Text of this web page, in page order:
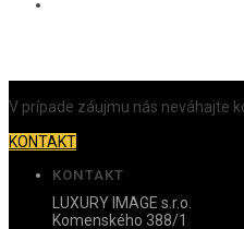
V prípade záujmu nás neváhajte
KONTAKT
KONTAKT
LUXURY IMAGE s.r.o.
Komenského 388/1